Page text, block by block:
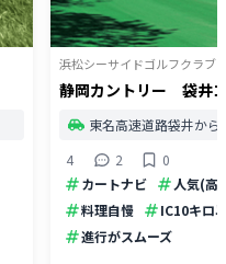
浜松シーサイドゴルフクラブ
静岡カントリー 袋井
東名高速道路袋井か
4
2
0
カートナビ
人気(高
料理自慢
IC10キロ
進行がスムーズ